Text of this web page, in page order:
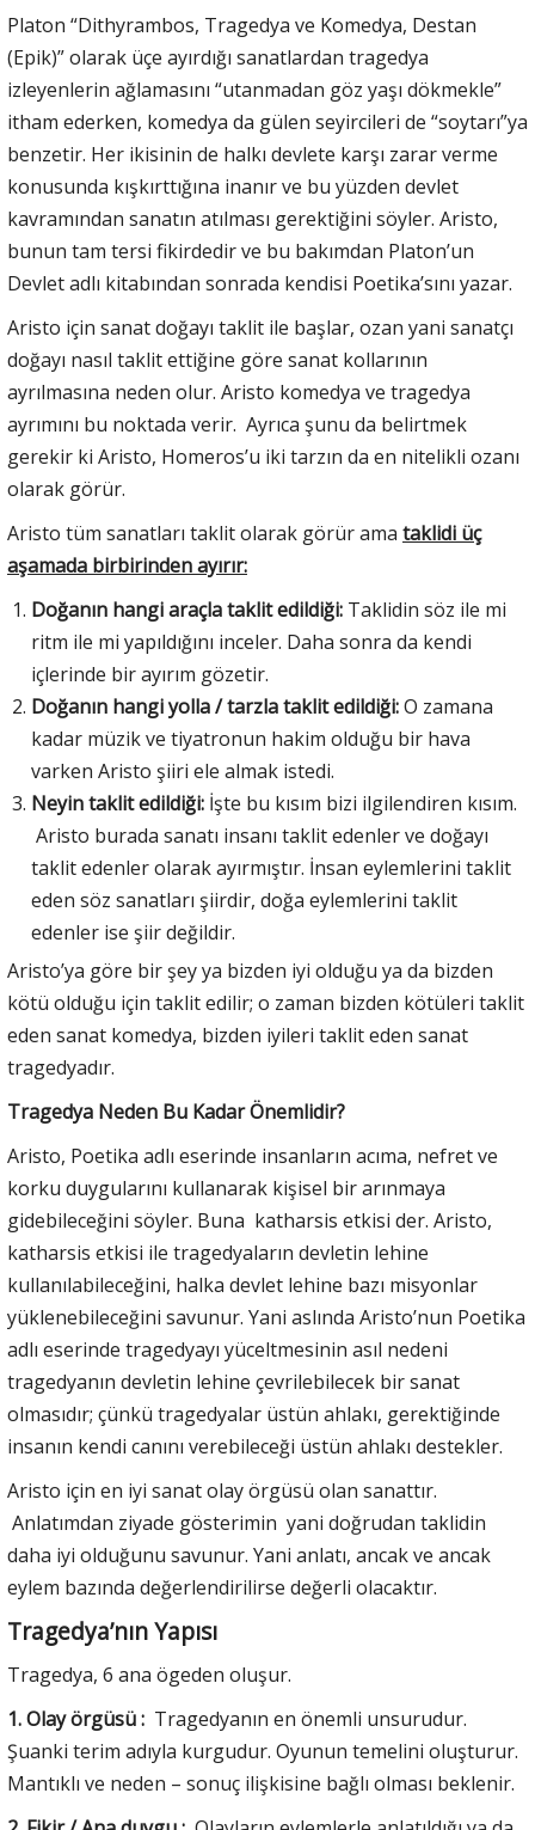
Platon “Dithyrambos, Tragedya ve Komedya, Destan
(Epik)” olarak üçe ayırdığı sanatlardan tragedya
izleyenlerin ağlamasını “utanmadan göz yaşı dökmekle”
itham ederken, komedya da gülen seyircileri de “soytarı”ya
benzetir. Her ikisinin de halkı devlete karşı zarar verme
konusunda kışkırttığına inanır ve bu yüzden devlet
kavramından sanatın atılması gerektiğini söyler. Aristo,
bunun tam tersi fikirdedir ve bu bakımdan Platon’un
Devlet adlı kitabından sonrada kendisi Poetika’sını yazar.
Aristo için sanat doğayı taklit ile başlar, ozan yani sanatçı
doğayı nasıl taklit ettiğine göre sanat kollarının
ayrılmasına neden olur. Aristo komedya ve tragedya
ayrımını bu noktada verir. Ayrıca şunu da belirtmek
gerekir ki Aristo, Homeros’u iki tarzın da en nitelikli ozanı
olarak görür.
Aristo tüm sanatları taklit olarak görür ama taklidi üç
aşamada birbirinden ayırır:
Doğanın hangi araçla taklit edildiği: Taklidin söz ile mi
ritm ile mi yapıldığını inceler. Daha sonra da kendi
içlerinde bir ayırım gözetir.
Doğanın hangi yolla / tarzla taklit edildiği:O zamana
kadar müzik ve tiyatronun hakim olduğu bir hava
varken Aristo şiiri ele almak istedi.
Neyin taklit edildiği: İşte bu kısım bizi ilgilendiren kısım.
Aristo burada sanatı insanı taklit edenler ve doğayı
taklit edenler olarak ayırmıştır. İnsan eylemlerini taklit
eden söz sanatları şiirdir, doğa eylemlerini taklit
edenler ise şiir değildir.
Aristo’ya göre bir şey ya bizden iyi olduğu ya da bizden
kötü olduğu için taklit edilir; o zaman bizden kötüleri taklit
eden sanat komedya, bizden iyileri taklit eden sanat
tragedyadır.
Tragedya Neden Bu Kadar Önemlidir?
Aristo, Poetika adlı eserinde insanların acıma, nefret ve
korku duygularını kullanarak kişisel bir arınmaya
gidebileceğini söyler. Buna katharsis etkisi der. Aristo,
katharsis etkisi ile tragedyaların devletin lehine
kullanılabileceğini, halka devlet lehine bazı misyonlar
yüklenebileceğini savunur. Yani aslında Aristo’nun Poetika
adlı eserinde tragedyayı yüceltmesinin asıl nedeni
tragedyanın devletin lehine çevrilebilecek bir sanat
olmasıdır; çünkü tragedyalar üstün ahlakı, gerektiğinde
insanın kendi canını verebileceği üstün ahlakı destekler.
Aristo için en iyi sanat olay örgüsü olan sanattır.
Anlatımdan ziyade gösterimin yani doğrudan taklidin
daha iyi olduğunu savunur. Yani anlatı, ancak ve ancak
eylem bazında değerlendirilirse değerli olacaktır.
Tragedya’nın Yapısı
Tragedya, 6 ana ögeden oluşur.
1. Olay örgüsü : Tragedyanın en önemli unsurudur.
Şuanki terim adıyla kurgudur. Oyunun temelini oluşturur.
Mantıklı ve neden – sonuç ilişkisine bağlı olması beklenir.